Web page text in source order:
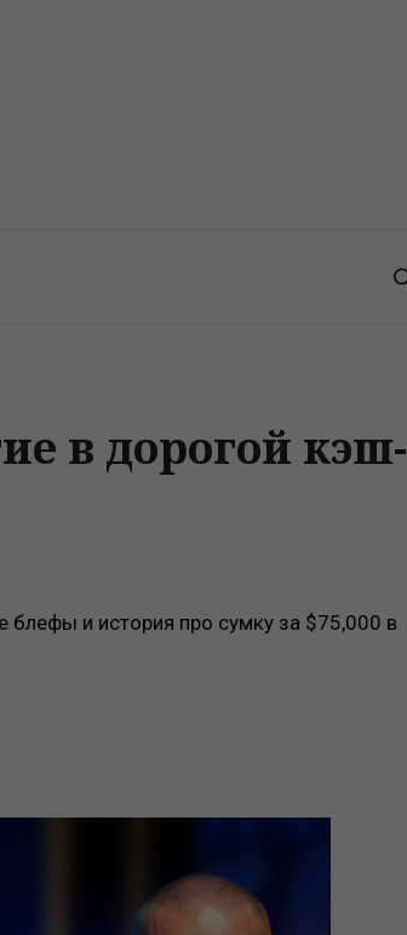
в дорогой кэш-
блефы и история про сумку за $75,000 в